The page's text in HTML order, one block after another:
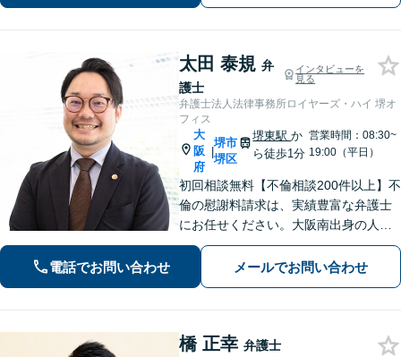
談】【完全個室】【堺東駅4分】
太田 泰規 弁
護士
インタビューを
見る
弁護士法人法律事務所ロイヤーズ・ハイ 堺オ
フィス
大
阪
府
|
堺市
堺区
堺東駅か
ら徒歩1分
営業時間：08:30~
19:00（平日）
初回相談無料【不倫相談200件以上】不
倫の慰謝料請求は、実績豊富な弁護士
にお任せください。大阪南出身の人情
派弁護士が対応【交通事故も強い】交
通事故に遭われてお困りの方はお気軽
にお電話ください【当日／夜間／休日
電話でお問い合わせ メールでお問い合わせ
橋 正幸 弁護士